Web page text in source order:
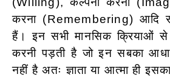
करना (Remembering) आदि
हैं। इन सभी मानसिक क्रियाओं
करनी पड़ती है जो इन सबका आधार
नहीं है अतः ज्ञाता या आत्मा ही